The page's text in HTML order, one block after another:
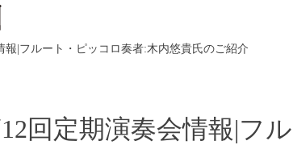
報|フルート・ピッコロ奏者:木内悠貴氏のご紹介
回定期演奏会情報|フ